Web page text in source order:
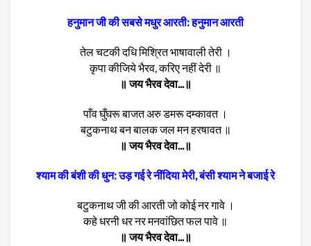
हनुमान जी की सबसे मधुर आरती: हनुमान आरती
तेल चटकी दधि मिश्रित भाषावाली तेरी ।
कृपा कीजिये भैरव, करिए नहीं देरी ॥
॥ जय भैरव देवा...॥
पाँव घुँघरू बाजत अरु डमरू दम्कावत ।
बटुकनाथ बन बालक जल मन हरषावत ॥
॥ जय भैरव देवा...॥
श्याम की बंशी की धुन: उड़ गई रे नींदिया मेरी, बंसी श्याम ने बजाई रे
बटुकनाथ जी की आरती जो कोई नर गावे ।
कहे धरनी धर नर मनवांछित फल पावे ॥
॥ जय भैरव देवा...॥